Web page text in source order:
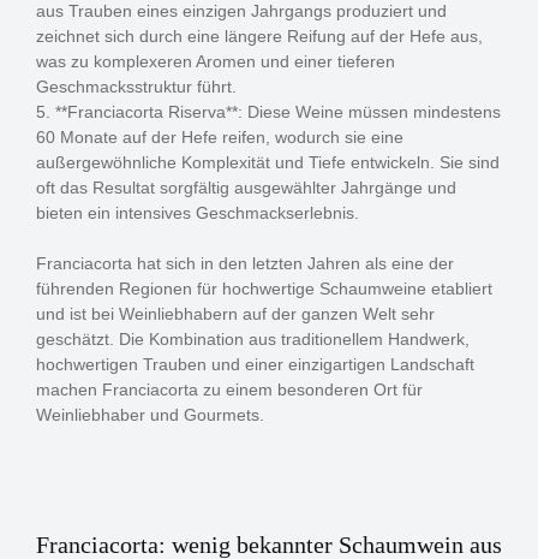
aus Trauben eines einzigen Jahrgangs produziert und
zeichnet sich durch eine längere Reifung auf der Hefe aus,
was zu komplexeren Aromen und einer tieferen
Geschmacksstruktur führt.
5. **Franciacorta Riserva**: Diese Weine müssen mindestens
60 Monate auf der Hefe reifen, wodurch sie eine
außergewöhnliche Komplexität und Tiefe entwickeln. Sie sind
oft das Resultat sorgfältig ausgewählter Jahrgänge und
bieten ein intensives Geschmackserlebnis.
Franciacorta hat sich in den letzten Jahren als eine der
führenden Regionen für hochwertige Schaumweine etabliert
und ist bei Weinliebhabern auf der ganzen Welt sehr
geschätzt. Die Kombination aus traditionellem Handwerk,
hochwertigen Trauben und einer einzigartigen Landschaft
machen Franciacorta zu einem besonderen Ort für
Weinliebhaber und Gourmets.
Franciacorta: wenig bekannter Schaumwein aus